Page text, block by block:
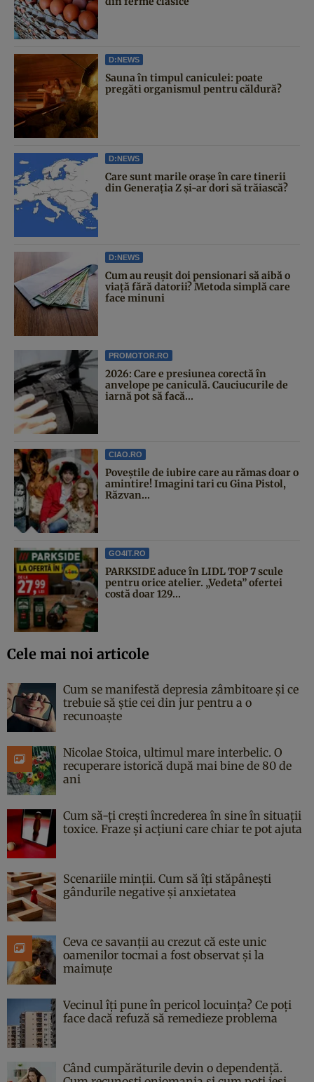
D:NEWS
Sauna în timpul caniculei: poate
pregăti organismul pentru căldură?
D:NEWS
Care sunt marile orașe în care tinerii
din Generația Z și-ar dori să trăiască?
D:NEWS
Cum au reușit doi pensionari să aibă o
viață fără datorii? Metoda simplă care
face minuni
PROMOTOR.RO
2026: Care e presiunea corectă în
anvelope pe caniculă. Cauciucurile de
iarnă pot să facă...
CIAO.RO
Poveştile de iubire care au rămas doar o
amintire! Imagini tari cu Gina Pistol,
Răzvan...
GO4IT.RO
PARKSIDE aduce în LIDL TOP 7 scule
pentru orice atelier. „Vedeta” ofertei
costă doar 129...
Cele mai noi articole
Cum se manifestă depresia zâmbitoare și ce
trebuie să știe cei din jur pentru a o
recunoaște
Nicolae Stoica, ultimul mare interbelic. O
recuperare istorică după mai bine de 80 de
ani
Cum să-ți crești încrederea în sine în situații
toxice. Fraze și acțiuni care chiar te pot ajuta
Scenariile minții. Cum să îți stăpânești
gândurile negative și anxietatea
Ceva ce savanții au crezut că este unic
oamenilor tocmai a fost observat și la
maimuțe
Vecinul îți pune în pericol locuința? Ce poți
face dacă refuză să remedieze problema
Când cumpărăturile devin o dependență.